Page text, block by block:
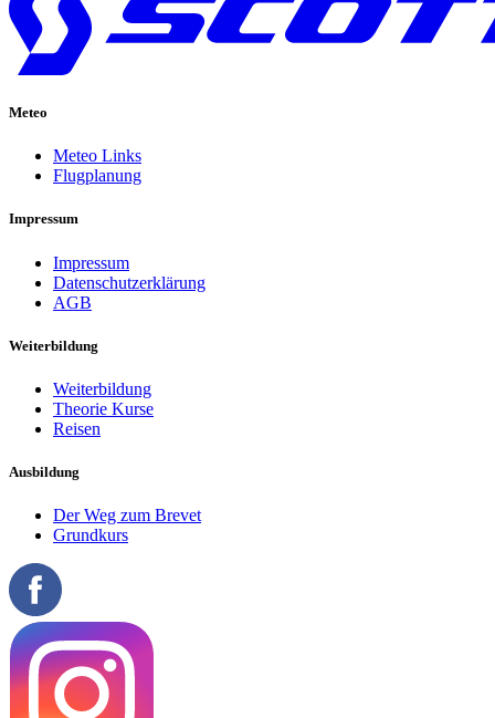
Meteo
Meteo Links
Flugplanung
Impressum
Impressum
Datenschutzerklärung
AGB
Weiterbildung
Weiterbildung
Theorie Kurse
Reisen
Ausbildung
Der Weg zum Brevet
Grundkurs